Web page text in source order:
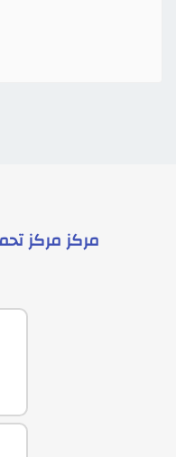
مركزمركز